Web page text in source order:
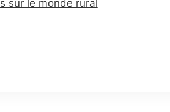
sur le monde rural